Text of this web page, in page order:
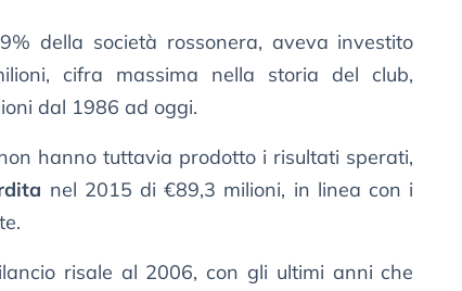
della società rossonera, aveva investito
cifra massima nella storia del club,
dal 1986 ad oggi.
hanno tuttavia prodotto i risultati sperati,
nel 2015 di €89,3 milioni, in linea con i
risale al 2006, con gli ultimi anni che